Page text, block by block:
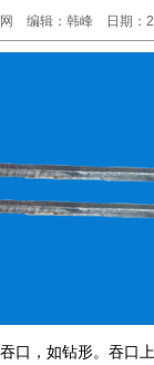
网 编辑：韩峰 日期：
口，如钻形。吞口